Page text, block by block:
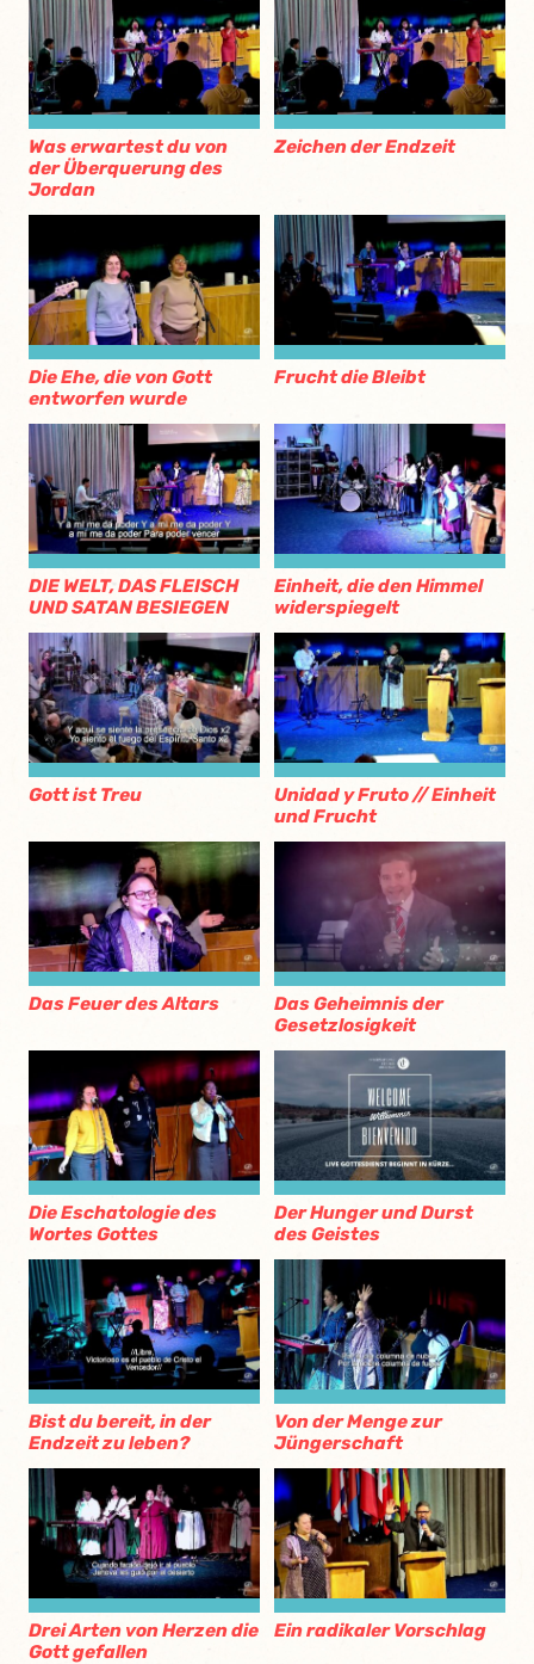
Was erwartest du von
der Überquerung des
Jordan
Zeichen der Endzeit
Die Ehe, die von Gott
entworfen wurde
Frucht die Bleibt
DIE WELT, DAS FLEISCH
UND SATAN BESIEGEN
Einheit, die den Himmel
widerspiegelt
Gott ist Treu
Unidad y Fruto // Einheit
und Frucht
Das Feuer des Altars
Das Geheimnis der
Gesetzlosigkeit
Die Eschatologie des
Wortes Gottes
Der Hunger und Durst
des Geistes
Bist du bereit, in der
Endzeit zu leben?
Von der Menge zur
Jüngerschaft
Drei Arten von Herzen die
Gott gefallen
Ein radikaler Vorschlag